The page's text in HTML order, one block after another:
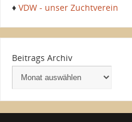
♦ VDW - unser Zuchtverein
Beitrags Archiv